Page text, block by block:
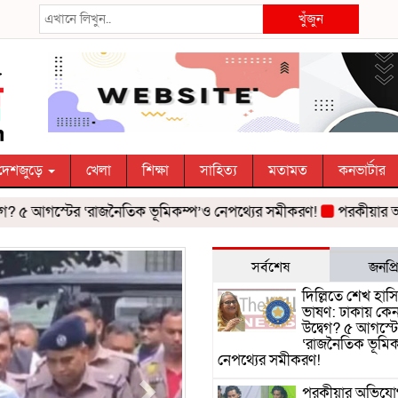
খুঁজুন
খেলা শিক্ষা সাহিত্য মতামত কনভার্টার
‘রাজনৈতিক ভূমিকম্প’ও নেপথ্যের সমীকরণ! পরকীয়ার অভিযোগ
সর্বশেষ
দিল্লিতে শেখ
ভাষণ: ঢাকায়
উদ্বেগ? ৫
‘রাজনৈতিক
নেপথ্যের সমীকরণ!
পরকীয়ার